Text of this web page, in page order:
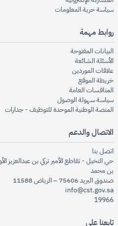
سياسة حرية المعلوماتin new window
روابط مهمة
البيانات المفتوحةopens in new window
الأسئلة الشائعةopens in new window
علاقات الموردينopens in new window
خريطة الموقعopens in new window
المنافسات العامةopens in new window
سياسة سهولة الوصولin new window
المنصة الوطنية الموحدة للتوظيف - جدارات
الاتصال والدعم
اتصل بنا
حي النخيل - تقاطع الأمير تركي بن عبدالعزيز
بن محمد
صندوق البريد 75606 – الرياض 11588
info@cst.gov.sa
19966
تابعنا على